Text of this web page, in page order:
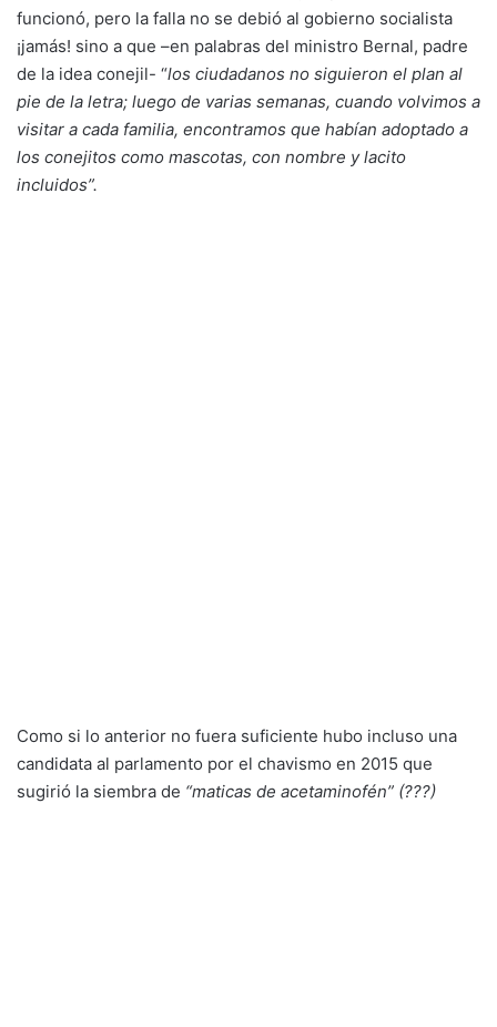
funcionó, pero la falla no se debió al gobierno socialista
¡jamás! sino a que –en palabras del ministro Bernal, padre
de la idea conejil- “los ciudadanos no siguieron el plan al
pie de la letra; luego de varias semanas, cuando volvimos a
visitar a cada familia, encontramos que habían adoptado a
los conejitos como mascotas, con nombre y lacito
incluidos”.
Como si lo anterior no fuera suficiente hubo incluso una
candidata al parlamento por el chavismo en 2015 que
sugirió la siembra de “maticas de acetaminofén” (???)